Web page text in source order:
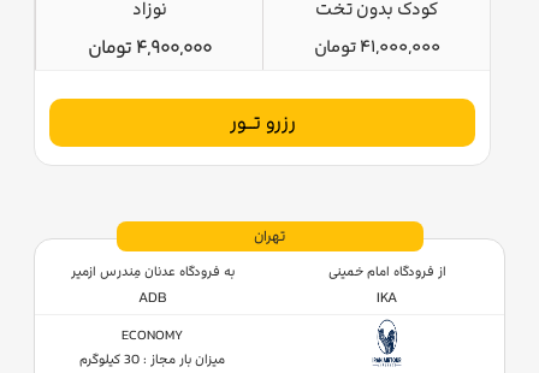
کودک بدون تخت
41,000,000 تومان
نوزاد
4,900,000 تومان
رزرو تــور
تهران
از فرودگاه امام خمینی
IKA
به فرودگاه عدنان مِندرس ازمیر
ADB
ECONOMY
میزان بار مجاز : 30 کیلوگرم